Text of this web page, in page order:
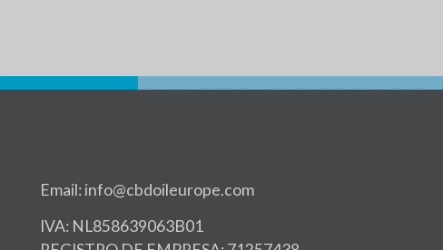
Email: info@cbdoileurope.com
IVA: NL858639063B01